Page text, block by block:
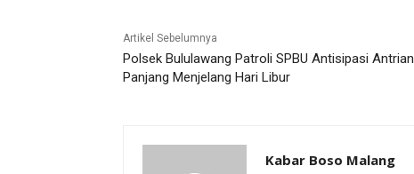
Artikel Sebelumnya
Polsek Bululawang Patroli SPBU Antisipasi Antrian
Panjang Menjelang Hari Libur
Kabar Boso Malang